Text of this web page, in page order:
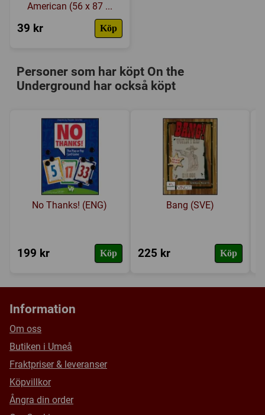
American (56 x 87 ...
39 kr Köp
Personer som har köpt On the
Underground har också köpt
No Thanks! (ENG)
199 kr Köp
Bang (SVE)
225 kr Köp
Information
Om oss
Butiken i Umeå
Fraktpriser & leveranser
Köpvillkor
Ångra din order